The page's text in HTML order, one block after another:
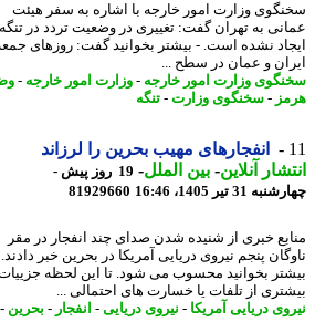
وزارت امور خارجه با اشاره به سفر هیئت
به تهران گفت: تغییری در وضعیت تردد در تنگه
نشده است. - بیشتر بخوانید گفت: روزهای جمعه و
و عمان در سطح ...
وزارت امور خارجه-وزارت امور خارجه-وضعیت
- سخنگوی وزارت - تنگه
انفجارهای مهیب بحرین را لرزاند
آنلاین-بین الملل-
19 روز پیش -
31 تیر 1405، 16:46
81929660
خبری از شنیده شدن صدای چند انفجار در مقر
پنجم نیروی دریایی آمریکا در بحرین خبر دادند.
بخوانید محسوب می شود. تا این لحظه جزییات
از تلفات یا خسارت های احتمالی ...
دریایی آمریکا- نیروی دریایی -انفجار-بحرین-